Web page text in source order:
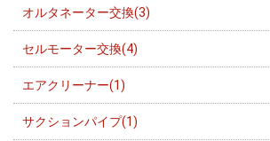
オルタネーター交換(3)
セルモーター交換(4)
エアクリーナー(1)
サクションパイプ(1)